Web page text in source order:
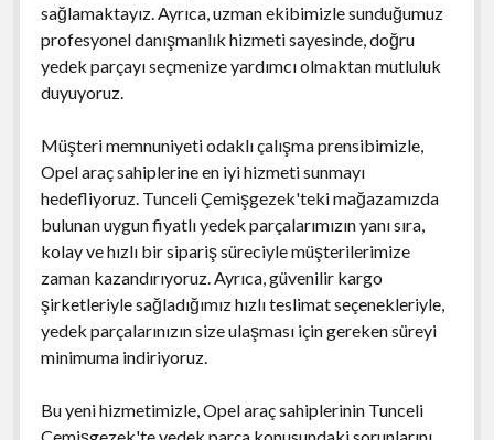
sağlamaktayız. Ayrıca, uzman ekibimizle sunduğumuz
profesyonel danışmanlık hizmeti sayesinde, doğru
yedek parçayı seçmenize yardımcı olmaktan mutluluk
duyuyoruz.
Müşteri memnuniyeti odaklı çalışma prensibimizle,
Opel araç sahiplerine en iyi hizmeti sunmayı
hedefliyoruz. Tunceli Çemişgezek'teki mağazamızda
bulunan uygun fiyatlı yedek parçalarımızın yanı sıra,
kolay ve hızlı bir sipariş süreciyle müşterilerimize
zaman kazandırıyoruz. Ayrıca, güvenilir kargo
şirketleriyle sağladığımız hızlı teslimat seçenekleriyle,
yedek parçalarınızın size ulaşması için gereken süreyi
minimuma indiriyoruz.
Bu yeni hizmetimizle, Opel araç sahiplerinin Tunceli